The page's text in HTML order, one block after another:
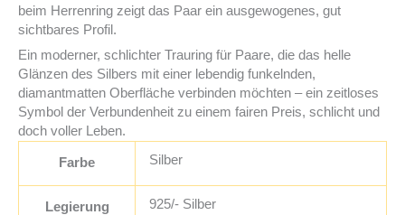
beim Herrenring zeigt das Paar ein ausgewogenes, gut
sichtbares Profil.
Ein moderner, schlichter Trauring für Paare, die das helle
Glänzen des Silbers mit einer lebendig funkelnden,
diamantmatten Oberfläche verbinden möchten – ein zeitloses
Symbol der Verbundenheit zu einem fairen Preis, schlicht und
doch voller Leben.
Farbe Silber
Legierung 925/- Silber